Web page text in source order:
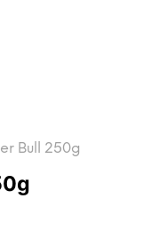
Bull 250g